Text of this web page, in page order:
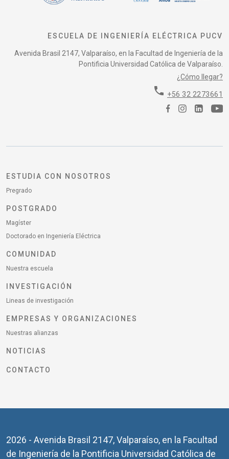
ESCUELA DE INGENIERÍA ELÉCTRICA PUCV
Avenida Brasil 2147, Valparaíso, en la Facultad de Ingeniería de la
Pontificia Universidad Católica de Valparaíso.
¿Cómo llegar?
phone +56 32 2273661
ESTUDIA CON NOSOTROS
Pregrado
POSTGRADO
Magíster
Doctorado en Ingeniería Eléctrica
COMUNIDAD
Nuestra escuela
INVESTIGACIÓN
Lineas de investigación
EMPRESAS Y ORGANIZACIONES
Nuestras alianzas
NOTICIAS
CONTACTO
2026 - Avenida Brasil 2147, Valparaíso, en la Facultad
de Ingeniería de la Pontificia Universidad Católica de